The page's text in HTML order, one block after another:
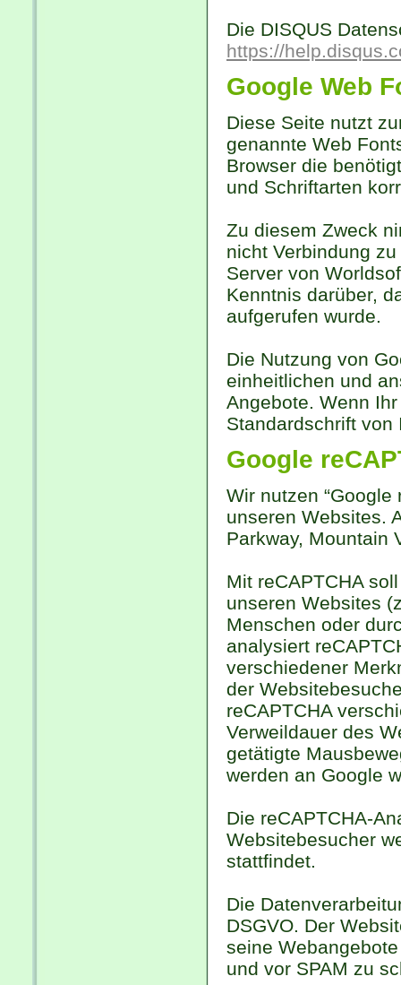
Die DISQUS
https://
Google Web
Diese Seite nutzt
genannte Web
Browser die
und Schriftarten
Zu diesem Zweck
nicht Verbindung
Server von
Kenntnis darüber,
aufgerufen wurde.
Die Nutzung von
einheitlichen und
Angebote. Wenn
Standardschrift von
Google
Wir nutzen “Google
unseren Websites.
Parkway, Mountain
Mit reCAPTCHA
unseren Websites
Menschen oder
analysiert
verschiedener
der
reCAPTCHA
Verweildauer des
getätigte
werden an Google
Die reCAPTCHA-
Websitebesucher
stattfindet.
Die
DSGVO. Der
seine
und vor SPAM zu